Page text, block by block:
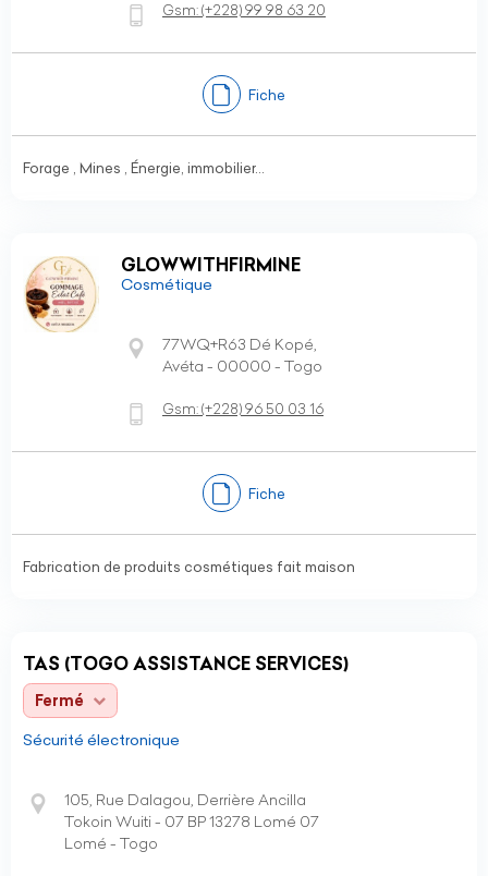
Gsm:(+228)99 98 63 20
Fiche
Forage , Mines , Énergie, immobilier...
GLOWWITHFIRMINE
Cosmétique
77WQ+R63 Dé Kopé,
Avéta - 00000 - Togo
Gsm:(+228)96 50 03 16
Fiche
Fabrication de produits cosmétiques fait maison
TAS (TOGO ASSISTANCE SERVICES)
Fermé
Sécurité électronique
105, Rue Dalagou, Derrière Ancilla
Tokoin Wuiti - 07 BP 13278 Lomé 07
Lomé - Togo